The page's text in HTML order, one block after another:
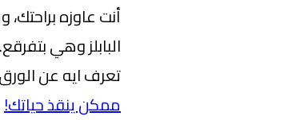
أنت عاوزه
البابلز وهي بتفرقع.
تعرف ايه عن
ممكن ينقذ حياتك!